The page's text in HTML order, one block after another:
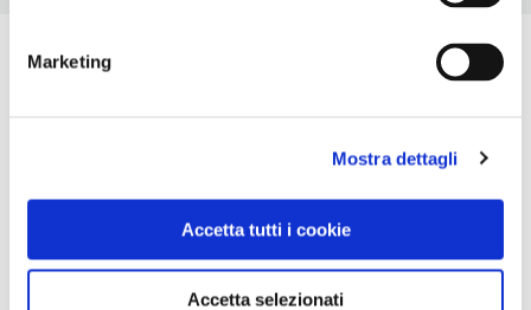
Marketing
Mostra dettagli
Accetta tutti i cookie
Accetta selezionati